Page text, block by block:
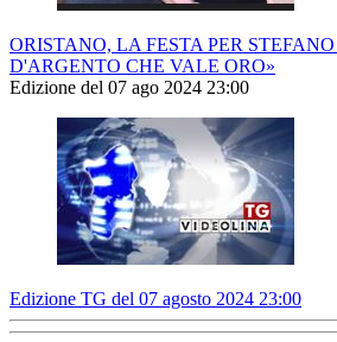
ORISTANO, LA FESTA PER
D'ARGENTO CHE VALE ORO»
Edizione del 07 ago 2024 23:00
Edizione TG del 07 agosto 2024 23:00